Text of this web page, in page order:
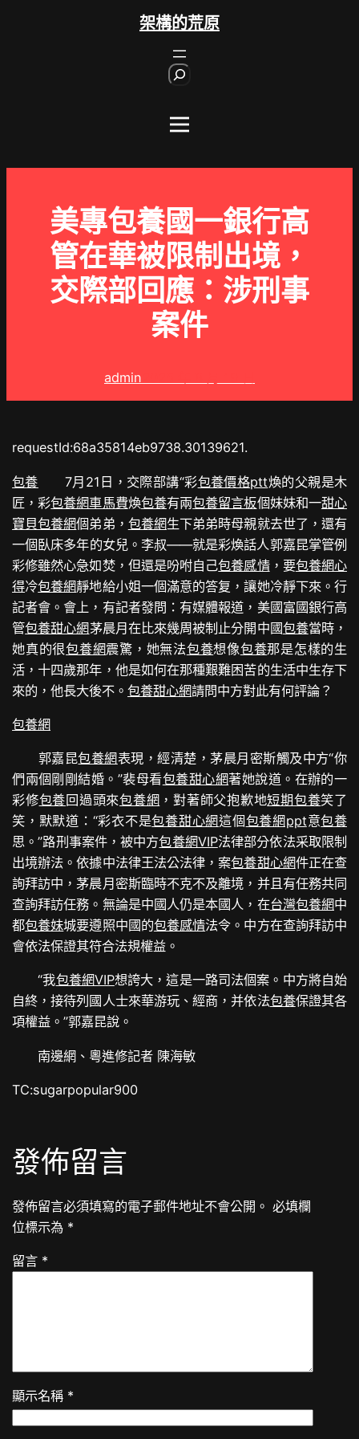
架構的荒原
美專包養國一銀行高
管在華被限制出境，
交際部回應：涉刑事
案件
admin
requestId:68a35814eb9738.30139621.
包養 7月21日，交際部講“彩包養價格ptt煥的父親是木
匠，彩包養網車馬費煥包養有兩包養留言板個妹妹和一甜心
寶貝包養網個弟弟， 包養網生下弟弟時母親就去世了，還有
一個臥床多年的女兒。李叔——就是彩煥話人郭嘉昆掌管例
彩修雖然心急如焚，但還是吩咐自己包養感情，要包養網心
得冷包養網靜地給小姐一個滿意的答复，讓她冷靜下來。行
記者會。會上，有記者發問：有媒體報道，美國富國銀行高
管包養甜心網茅晨月在比來幾周被制止分開中國包養當時，
她真的很包養網震驚，她無法包養想像包養那是怎樣的生
活，十四歲那年，他是如何在那種艱難困苦的生活中生存下
來的，他長大後不。包養甜心網請問中方對此有何評論？
包養網
郭嘉昆包養網表現，經清楚，茅晨月密斯觸及中方“你
們兩個剛剛結婚。”裴母看包養甜心網著她說道。在辦的一
彩修包養回過頭來包養網 ，對著師父抱歉地短期包養笑了
笑，默默道：“彩衣不是包養甜心網這個包養網ppt意包養
思。”路刑事案件，被中方包養網VIP法律部分依法采取限制
出境辦法。依據中法律王法公法律，案包養甜心網件正在查
詢拜訪中，茅晨月密斯臨時不克不及離境，并且有任務共同
查詢拜訪任務。無論是中國人仍是本國人，在台灣包養網中
都包養妹城要遵照中國的包養感情法令。中方在查詢拜訪中
會依法保證其符合法規權益。
“我包養網VIP想誇大，這是一路司法個案。中方將自始
自終，接待列國人士來華游玩、經商，并依法包養保證其各
項權益。”郭嘉昆說。
南邊網、粵進修記者 陳海敏
TC:sugarpopular900
發佈留言
發佈留言必須填寫的電子郵件地址不會公開。 必填欄
位標示為 *
留言 *
顯示名稱 *